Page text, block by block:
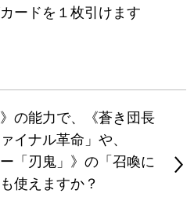
ードを１枚引けます
の能力で、《蒼き団長
イナル革命」や、
「刃鬼」》の「召喚に
使えますか？